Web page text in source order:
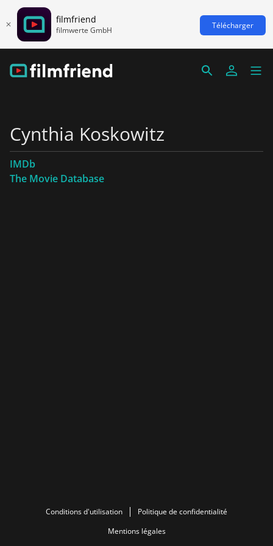
filmfriend
filmwerte GmbH Télécharger
Cynthia Koskowitz
IMDb
The Movie Database
Conditions d'utilisation
Politique de confidentialité
Mentions légales